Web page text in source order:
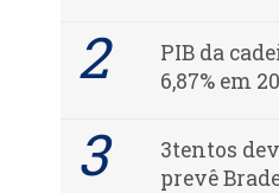
PIB da
6,87% em
3tentos
prevê